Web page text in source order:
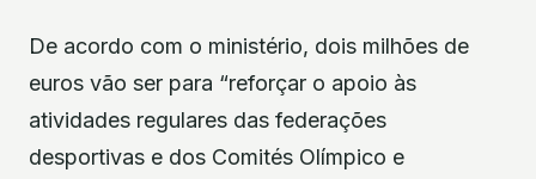
De acordo com o ministério, dois milhões de
euros vão ser para “reforçar o apoio às
atividades regulares das federações
desportivas e dos Comités Olímpico e